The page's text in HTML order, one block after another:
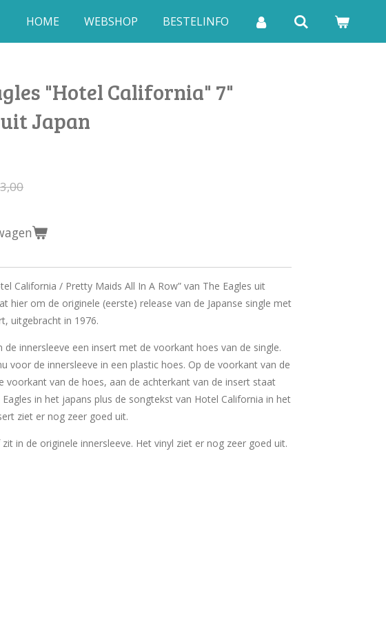
HOME WEBSHOP BESTELINFO
"Hotel California" 7"
Japan
California / Pretty Maids All In A Row” van The Eagles uit
hier om de originele (eerste) release van de Japanse single met
uitgebracht in 1976.
de innersleeve een insert met de voorkant hoes van de single.
voor de innersleeve in een plastic hoes. Op de voorkant van de
voorkant van de hoes, aan de achterkant van de insert staat
in het japans plus de songtekst van Hotel California in het
ziet er nog zeer goed uit.
in de originele innersleeve. Het vinyl ziet er nog zeer goed uit.